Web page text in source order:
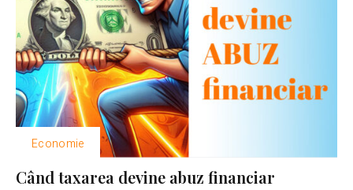
Economie
Când taxarea devine abuz financiar